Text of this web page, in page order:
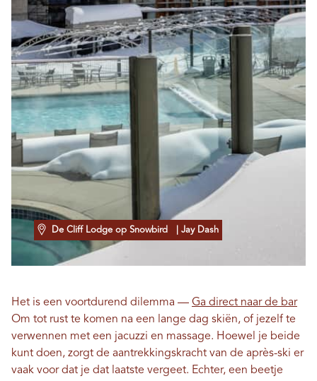
De Cliff Lodge op Snowbird | Jay Dash
Het is een voortdurend dilemma — Ga direct naar de bar
Om tot rust te komen na een lange dag skiën, of jezelf te
verwennen met een jacuzzi en massage. Hoewel je beide
kunt doen, zorgt de aantrekkingskracht van de après-ski er
vaak voor dat je dat laatste vergeet. Echter, een beetje